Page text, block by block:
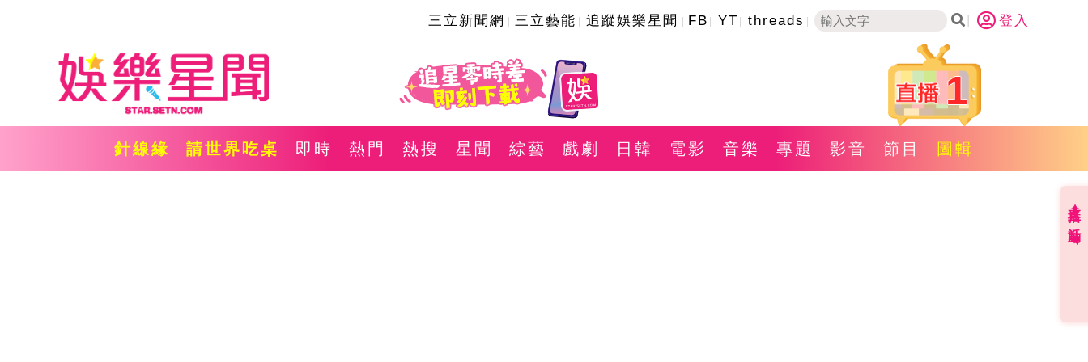
三立新聞網 三立藝能 追蹤娛樂星聞 FB YT threads 登入
1
針線緣 請世界吃桌 即時 熱門 熱搜 星聞 綜藝 戲劇 日韓 電影 音樂 專題 影音 節目 圖輯
直播✦活動